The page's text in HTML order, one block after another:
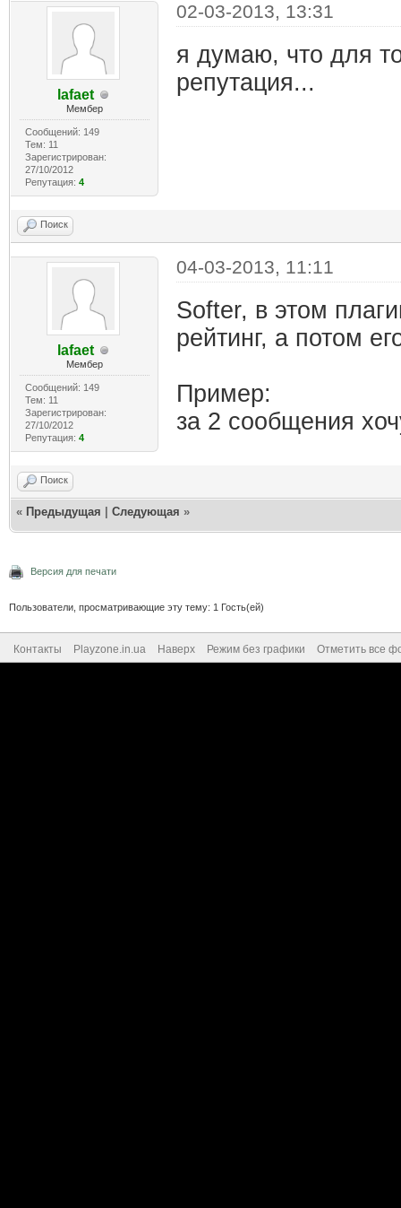
lafaet
Мембер
Сообщений: 149
Тем: 11
Зарегистрирован:
27/10/2012
Репутация: 4
02-03-2013, 13:31
я думаю, что для
репутация...
Поиск
lafaet
Мембер
Сообщений: 149
Тем: 11
Зарегистрирован:
27/10/2012
Репутация: 4
04-03-2013, 11:11
Softer, в этом
рейтинг, а потом
Пример:
за 2 сообщения
Поиск
« Предыдущая Следующая »
Версия для печати
Пользователи, просматривающие эту тему: 1 Гость(ей)
Контакты Playzone.in.ua Наверх Режим без графики Отметить все